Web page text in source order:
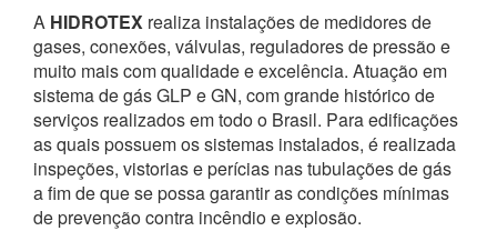
A HIDROTEX realiza instalações de medidores de
gases, conexões, válvulas, reguladores de pressão e
muito mais com qualidade e excelência. Atuação em
sistema de gás GLP e GN, com grande histórico de
serviços realizados em todo o Brasil. Para edificações
as quais possuem os sistemas instalados, é realizada
inspeções, vistorias e perícias nas tubulações de gás
a fim de que se possa garantir as condições mínimas
de prevenção contra incêndio e explosão.